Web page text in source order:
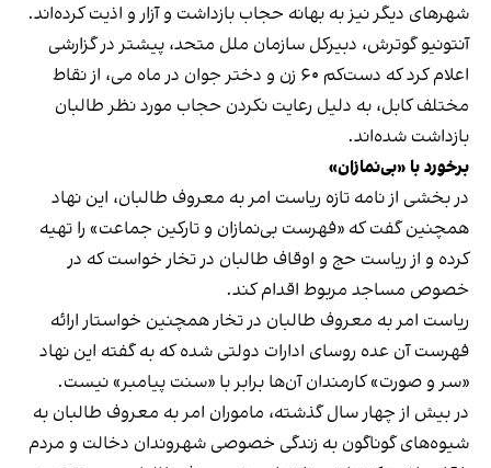
شهرهای دیگر نیز به بهانه حجاب بازداشت و آزار و اذیت کرده‌اند.
آنتونیو گوترش، دبیرکل سازمان ملل متحد، پیشتر در گزارشی
اعلام کرد که دست‌کم ۶۰ زن و دختر جوان در ماه می، از نقاط
مختلف کابل، به دلیل رعایت نکردن حجاب مورد نظر طالبان
بازداشت شده‌اند.
برخورد با «بی‌نمازان»
در بخشی از نامه تازه ریاست امر به معروف طالبان، این نهاد
همچنین گفت که «فهرست بی‌نمازان و تارکین جماعت» را تهیه
کرده و از ریاست حج و اوقاف طالبان در تخار خواست که در
خصوص مساجد مربوط اقدام کند.
ریاست امر به معروف طالبان در تخار همچنین خواستار ارائه
فهرست آن عده روسای ادارات دولتی شده که به گفته این نهاد
«سر و صورت» کارمندان آن‌ها برابر با «سنت پیامبر» نیست.
در بیش از چهار سال گذشته، ماموران امر به معروف طالبان به
شیوه‌های گوناگون به زندگی خصوصی شهروندان دخالت و مردم